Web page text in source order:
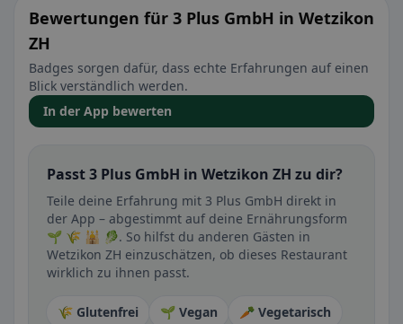
Bewertungen für 3 Plus GmbH in Wetzikon
ZH
Badges sorgen dafür, dass echte Erfahrungen auf einen
Blick verständlich werden.
In der App bewerten
Passt 3 Plus GmbH in Wetzikon ZH zu dir?
Teile deine Erfahrung mit 3 Plus GmbH direkt in
der App – abgestimmt auf deine Ernährungsform
🌱 🌾 🕌 🥬. So hilfst du anderen Gästen in
Wetzikon ZH einzuschätzen, ob dieses Restaurant
wirklich zu ihnen passt.
🌾 Glutenfrei 🌱 Vegan
🥕 Vegetarisch